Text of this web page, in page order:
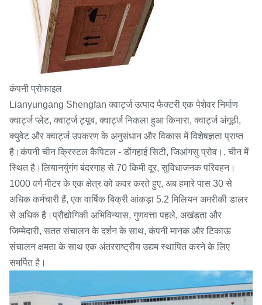
कंपनी प्रोफाइल
Lianyungang Shengfan क्वार्ट्ज उत्पाद फैक्टरी एक पेशेवर निर्माण
क्वार्ट्ज प्लेट, क्वार्ट्ज ट्यूब, क्वार्ट्ज निकला हुआ किनारा, क्वार्ट्ज अंगूठी,
क्युवेट और क्वार्ट्ज उपकरण के अनुसंधान और विकास में विशेषज्ञता प्राप्त
है।कंपनी चीन क्रिस्टल कैपिटल - डोंगहाई सिटी, जिआंगसु प्रोव।, चीन में
स्थित है।लियानयुंगंग बंदरगाह से 70 किमी दूर, सुविधाजनक परिवहन।
1000 वर्ग मीटर के एक क्षेत्र को कवर करते हुए, अब हमारे पास 30 से
अधिक कर्मचारी हैं, एक वार्षिक बिक्री आंकड़ा 5.2 मिलियन अमरीकी डालर
से अधिक है।प्रौद्योगिकी अभिविन्यास, गुणवत्ता पहले, अखंडता और
जिम्मेदारी, सतत संचालन के दर्शन के साथ, कंपनी मानक और टिकाऊ
संचालन क्षमता के साथ एक अंतरराष्ट्रीय उद्यम स्थापित करने के लिए
समर्पित है।